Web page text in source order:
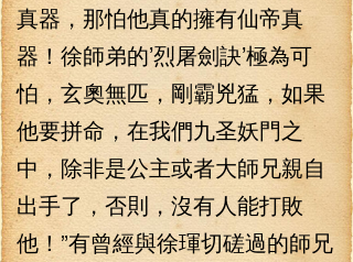
真器，那怕他真的擁有仙帝真
器！徐師弟的’烈屠劍訣’極為可
怕，玄奧無匹，剛霸兇猛，如果
他要拼命，在我們九圣妖門之
中，除非是公主或者大師兄親自
出手了，否則，沒有人能打敗
他！”有曾經與徐琿切磋過的師兄